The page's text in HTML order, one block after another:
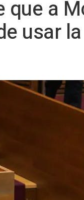
que a
usar